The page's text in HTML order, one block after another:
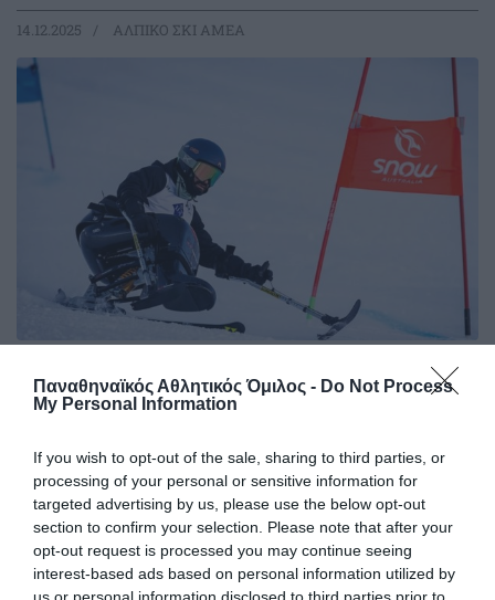
Παναθηναϊκός Αθλητικός Όμιλος - Do Not Process
My Personal Information
If you wish to opt-out of the sale, sharing to third parties, or
processing of your personal or sensitive information for
targeted advertising by us, please use the below opt-out
section to confirm your selection. Please note that after your
opt-out request is processed you may continue seeing
interest-based ads based on personal information utilized by
us or personal information disclosed to third parties prior to
14.12.2025 ΑΛΠΙΚΟ ΣΚΙ ΑΜΕΑ
Δυνατός διεθνής αγώνας του
Σφαλτού!
Παναθηναϊκού Γιώργος Σφαλτός στην Αυστρία που ήταν
3ος στην κατηγορία του και 16ος στη συνολική βαθμολογία.
05.12.2025 ΑΛΠΙΚΟ ΣΚΙ ΑΜΕΑ